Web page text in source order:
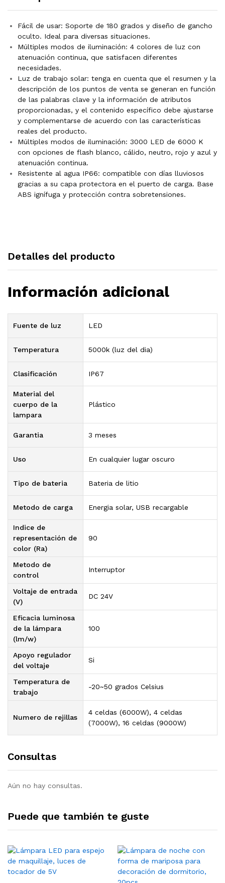
Fácil de usar: Soporte de 180 grados y diseño de gancho
oculto. Ideal para diversas situaciones.
Múltiples modos de iluminación: 4 colores de luz con
atenuación continua, que satisfacen diferentes
necesidades.
Luz de trabajo solar: tenga en cuenta que el resumen y la
descripción de los puntos de venta se generan en función
de las palabras clave y la información de atributos
proporcionadas, y el contenido específico debe ajustarse
y complementarse de acuerdo con las características
reales del producto.
Múltiples modos de iluminación: 3000 LED de 6000 K
con opciones de flash blanco, cálido, neutro, rojo y azul y
atenuación continua.
Resistente al agua IP66: compatible con días lluviosos
gracias a su capa protectora en el puerto de carga. Base
ABS ignífuga y protección contra sobretensiones.
Detalles del producto
Información adicional
Fuente de luz LED
Temperatura 5000k (luz del dia)
Clasificación IP67
Material del
cuerpo de la
lampara
Plástico
Garantia 3 meses
Uso En cualquier lugar oscuro
Tipo de bateria Bateria de litio
Metodo de carga Energia solar, USB recargable
Indice de
representación de
color (Ra)
90
Metodo de
control
Interruptor
Voltaje de entrada
(V)
DC 24V
Eficacia luminosa
de la lámpara
(lm/w)
100
Apoyo regulador
del voltaje
Si
Temperatura de
trabajo
-20~50 grados Celsius
Numero de rejillas
4 celdas (6000W), 4 celdas
(7000W), 16 celdas (9000W)
Consultas
Aún no hay consultas.
Puede que también te guste